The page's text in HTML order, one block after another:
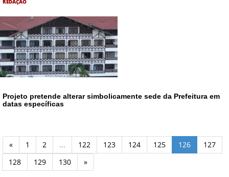
REDAÇÃO
Projeto pretende alterar simbolicamente sede da Prefeitura em
datas específicas
« 1 2 ... 122 123 124 125 126
127
128
129 130 »